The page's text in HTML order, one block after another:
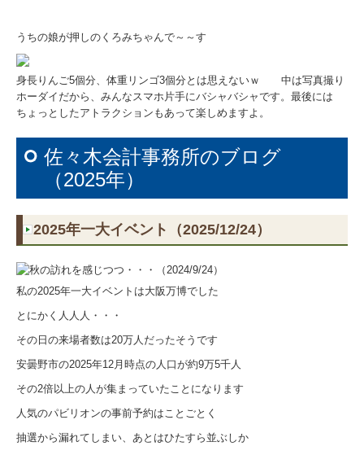
うちの娘が押しのくろみちゃんで～～す
身長りんご5個分、体重リンゴ3個分とは思えないｗ 中は写真撮り
ホーダイだから、みんなスマホ片手にバシャバシャです。最後には
ちょっとしたアトラクションもあって楽しめますよ。
佐々木会計事務所のブログ
（2025年）
2025年一大イベント（2025/12/24）
私の2025年一大イベントは大阪万博でした
とにかく人人人・・・
その日の来場者数は20万人だったそうです
安曇野市の2025年12月時点の人口が約9万5千人
その2倍以上の人が集まっていたことになります
人気のパビリオンの事前予約はことごとく
抽選から漏れてしまい、あとはひたすら並ぶしか